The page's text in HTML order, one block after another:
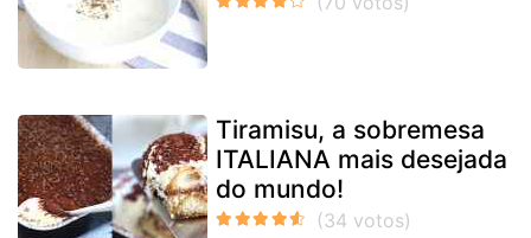
Tiramisu, a sobremesa
ITALIANA mais desejada
do mundo!